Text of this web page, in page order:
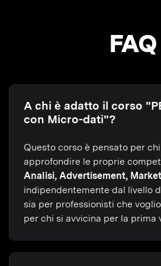
FAQ
A chi è adatto il corso
con Micro-dati"?
Questo corso è pensato per
approfondire le proprie
Analisi, Advertisement,
indipendentemente dal livello
sia per professionisti che
per chi si avvicina per la prima